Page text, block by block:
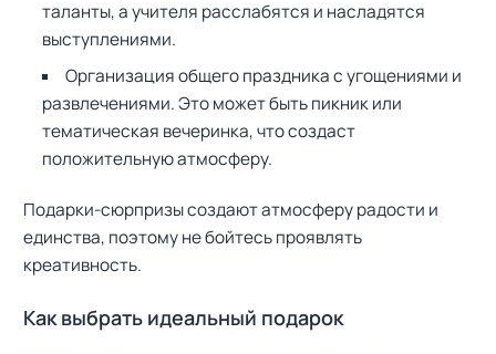
таланты, а учителя расслабятся и насладятся
выступлениями.
Организация общего праздника с угощениями и
развлечениями. Это может быть пикник или
тематическая вечеринка, что создаст
положительную атмосферу.
Подарки-сюрпризы создают атмосферу радости и
единства, поэтому не бойтесь проявлять
креативность.
Как выбрать идеальный подарок